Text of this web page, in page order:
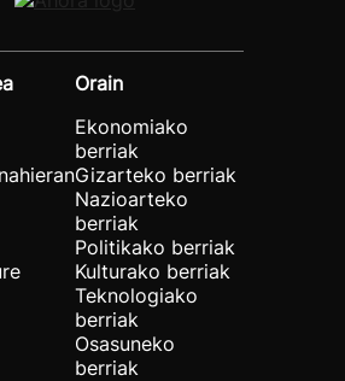
Orain
Ekonomiako
berriak
Gizarteko berriak
Nazioarteko
berriak
Politikako berriak
Kulturako berriak
Teknologiako
berriak
Osasuneko
berriak